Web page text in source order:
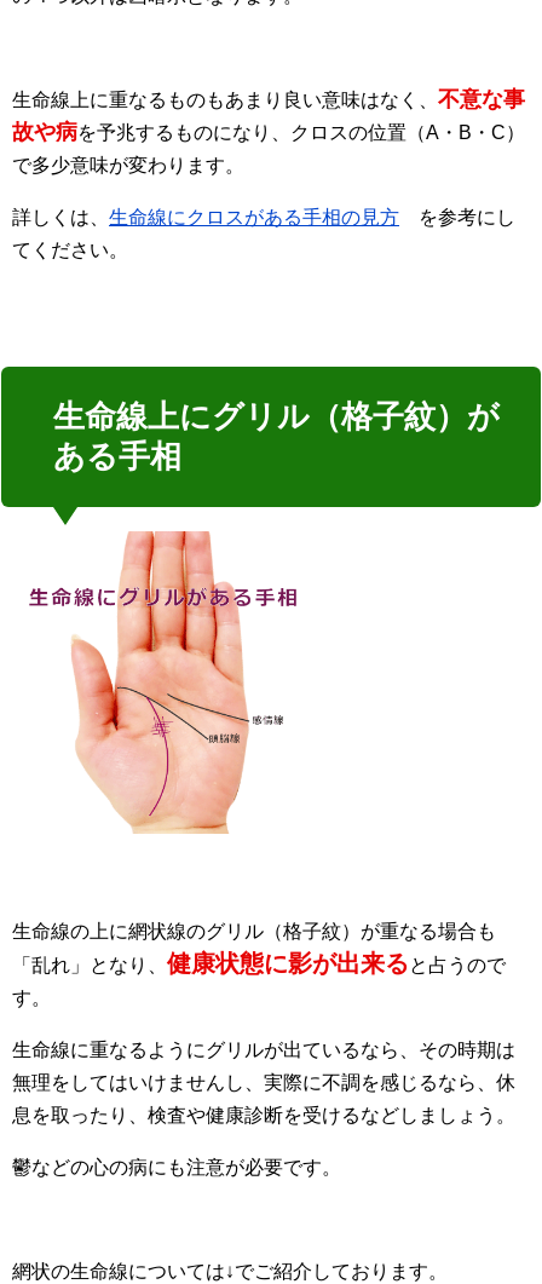
生命線上に重なるものもあまり良い意味はなく、 不意な事
故や病を予兆するものになり、クロスの位置（A・B・C）
で多少意味が変わります。
詳しくは、 生命線にクロスがある手相の見方 を参考にし
てください。
生命線上にグリル（格子紋）が
ある手相
生命線の上に網状線のグリル（格子紋）が重なる場合も
「乱れ」となり、 健康状態に影が出来ると占うので
す。
生命線に重なるようにグリルが出ているなら、その時期は
無理をしてはいけませんし、実際に不調を感じるなら、休
息を取ったり、検査や健康診断を受けるなどしましょう。
鬱などの心の病にも注意が必要です。
網状の生命線については↓でご紹介しております。